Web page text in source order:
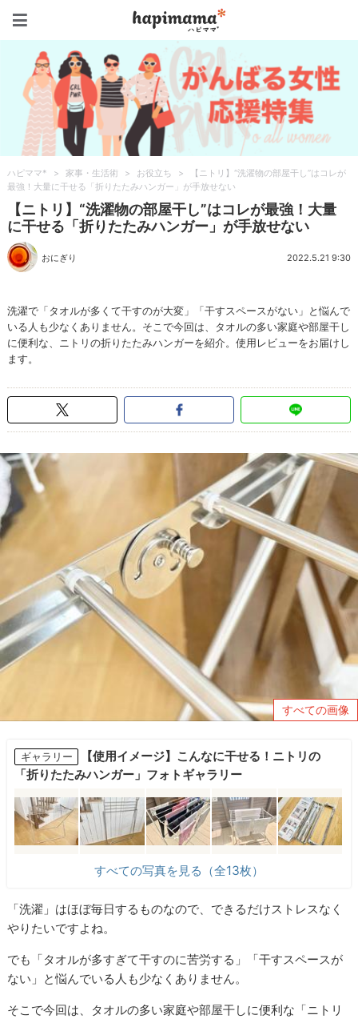
ハピママ* > 家事・生活術 > お役立ち >
【ニトリ】“洗濯物の部屋干し”はコレが
最強！大量に干せる「折りたたみハンガー」が手放せない
【ニトリ】“洗濯物の部屋干し”はコレが最強！大量
に干せる「折りたたみハンガー」が手放せない
おにぎり 2022.5.21 9:30
洗濯で「タオルが多くて干すのが大変」「干すスペースがない」と悩んで
いる人も少なくありません。そこで今回は、タオルの多い家庭や部屋干し
に便利な、ニトリの折りたたみハンガーを紹介。使用レビューをお届けし
ます。
すべての画像
ギャラリー
【使用イメージ】こんなに干せる！ニトリの
「折りたたみハンガー」フォトギャラリー
すべての写真を見る（全13枚）
「洗濯」はほぼ毎日するものなので、できるだけストレスなく
やりたいですよね。
でも「タオルが多すぎて干すのに苦労する」「干すスペースが
ない」と悩んでいる人も少なくありません。
そこで今回は、タオルの多い家庭や部屋干しに便利な「ニトリ